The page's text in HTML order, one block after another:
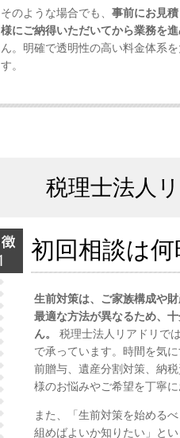
そのような場合でも、 事前にお見
様にご納得いただいてから業務を進
ん。明確で透明性の高い料金体系
す。
税理士法人
初回相談は
生前対策は、ご家族構成や
最適な方法が異なるため、
ん。
税理士法人リアドリで
で承っています。時間を気
前贈与、遺産分割対策、納
様のお悩みやご希望を丁寧に
また、「生前対策を始める
組めばよいか知りたい」と